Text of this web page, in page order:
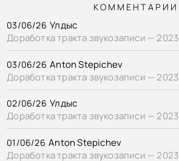
КОММЕНТАРИИ
03/06/26 Улдыс
Доработка тракта звукозаписи — 2023
03/06/26 Anton Stepichev
Доработка тракта звукозаписи — 2023
02/06/26 Улдыс
Доработка тракта звукозаписи — 2023
01/06/26 Anton Stepichev
Доработка тракта звукозаписи — 2023